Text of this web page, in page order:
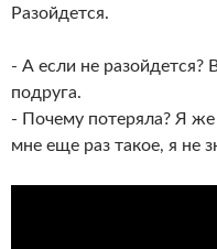
Разойдется.
- А если не разойдется?
подруга.
- Почему потеряла? Я
мне еще раз такое, я не